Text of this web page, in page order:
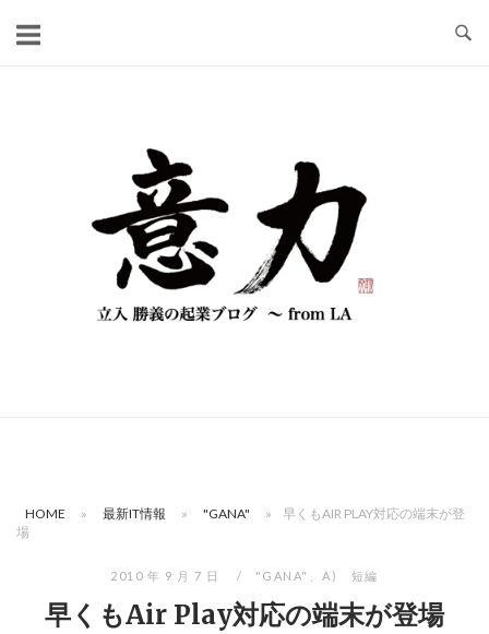
HOME » 最新IT情報 » "GANA" »
早くもAIR PLAY対応の端末が登
場
2010 年 9 月 7 日 "GANA" 、A) 短編
早くもAir Play対応の端末が登場